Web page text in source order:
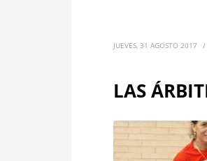
JUEVES, 31 AGOSTO 2017 /
LAS